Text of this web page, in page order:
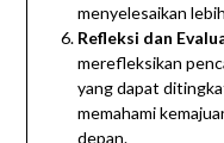
menyelesaikan
Refleksi dan
merefleksikan
yang dapat
memahami
depan.